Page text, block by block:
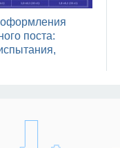
поста: